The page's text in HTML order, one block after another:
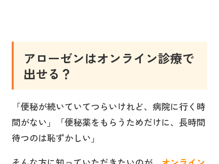
アローゼンはオンライン診療で
出せる？
「便秘が続いていてつらいけれど、病院に行く時
間がない」「便秘薬をもらうためだけに、長時間
待つのは恥ずかしい」